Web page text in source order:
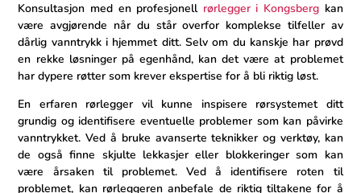
Konsultasjon med en ‍profesjonell⁤ rørlegger i Kongsberg kan
være ‍avgjørende‌ når du står overfor komplekse tilfeller av
dårlig vanntrykk i hjemmet ​ditt. Selv om du kanskje har prøvd
en rekke løsninger på egenhånd, kan det være at problemet
har dypere røtter som krever ​ekspertise⁢ for å ‍bli riktig løst.
En erfaren rørlegger vil kunne​ inspisere rørsystemet ditt
grundig og identifisere eventuelle problemer som kan påvirke
vanntrykket. ​Ved å bruke avanserte teknikker og verktøy, kan
de også finne skjulte lekkasjer eller blokkeringer som kan
være årsaken til problemet. Ved⁢ å identifisere roten til
problemet, kan rørleggeren⁤ anbefale‌ de riktig tiltakene for å